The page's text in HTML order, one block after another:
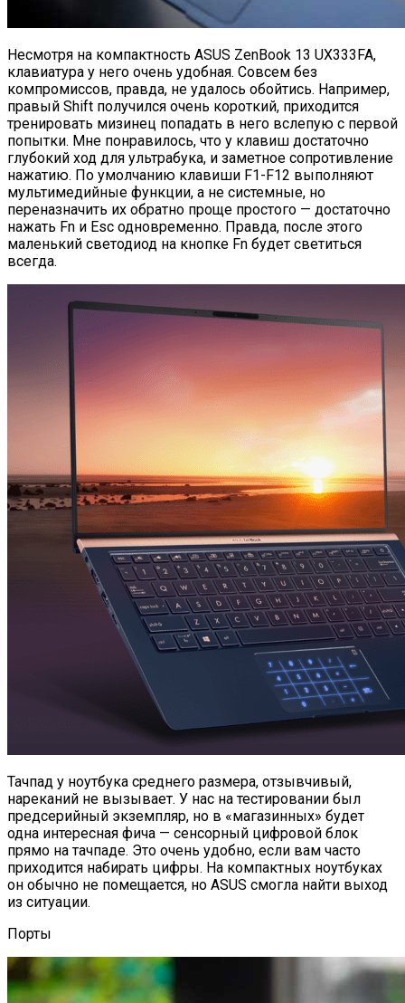
Несмотря на компактность ASUS ZenBook 13 UX333FA,
клавиатура у него очень удобная. Совсем без
компромиссов, правда, не удалось обойтись. Например,
правый Shift получился очень короткий, приходится
тренировать мизинец попадать в него вслепую с первой
попытки. Мне понравилось, что у клавиш достаточно
глубокий ход для ультрабука, и заметное сопротивление
нажатию. По умолчанию клавиши F1-F12 выполняют
мультимедийные функции, а не системные, но
переназначить их обратно проще простого — достаточно
нажать Fn и Esc одновременно. Правда, после этого
маленький светодиод на кнопке Fn будет светиться
всегда.
Тачпад у ноутбука среднего размера, отзывчивый,
нареканий не вызывает. У нас на тестировании был
предсерийный экземпляр, но в «магазинных» будет
одна интересная фича — сенсорный цифровой блок
прямо на тачпаде. Это очень удобно, если вам часто
приходится набирать цифры. На компактных ноутбуках
он обычно не помещается, но ASUS смогла найти выход
из ситуации.
Порты